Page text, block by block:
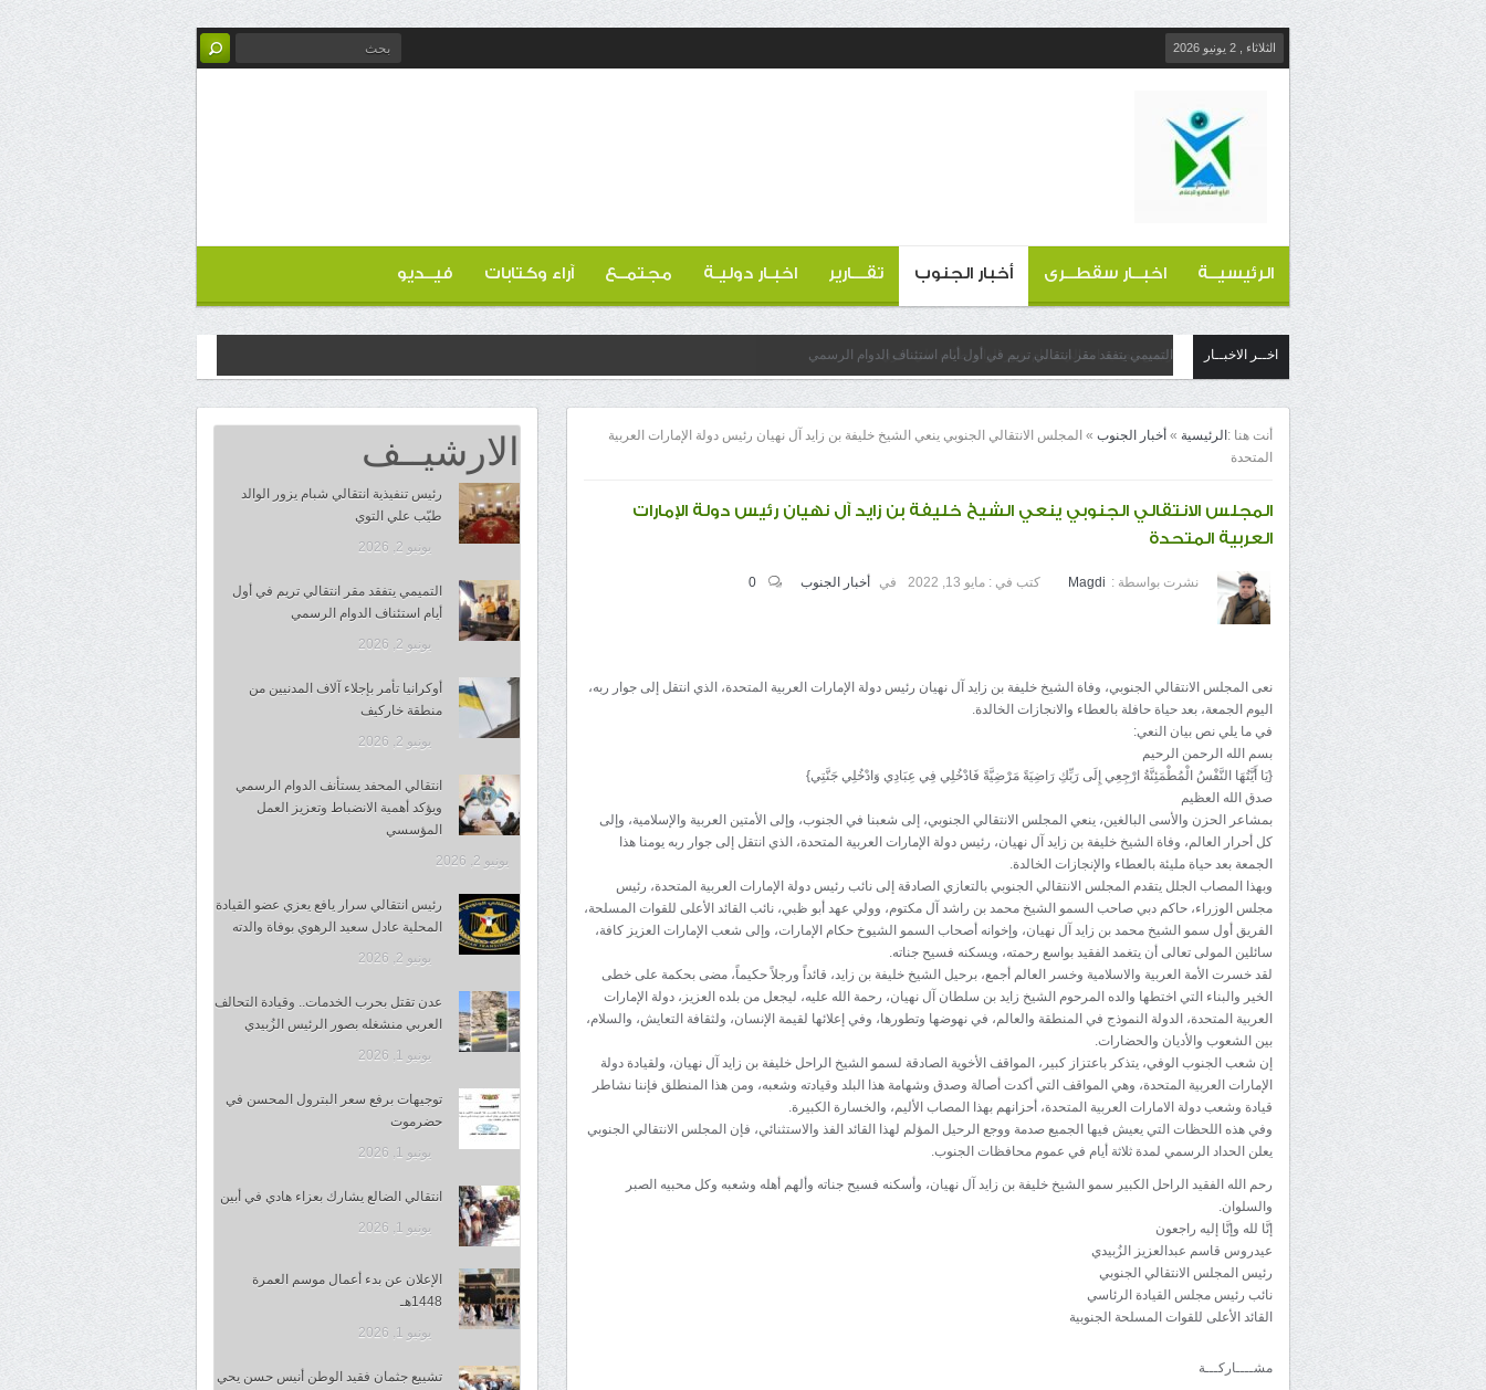
الثلاثاء , 2 يونيو 2026
الرئيسيــة اخبــار سقطــرى أخبار الجنوب تقـــارير اخبـار دوليـة مجتمــع آراء وكتابات فيــديو
اخــر الاخبــار التميمي يتفقد مقر انتقالي تريم في أول أيام استئناف الدوام الرسمي
أنت هنا : الرئيسية » أخبار الجنوب » المجلس الانتقالي الجنوبي ينعي الشيخ خليفة بن زايد آل نهيان رئيس دولة الإمارات العربية
المتحدة
المجلس الانتقالي الجنوبي ينعي الشيخ خليفة بن زايد آل نهيان رئيس دولة الإمارات
العربية المتحدة
نشرت بواسطة : Magdi كتب في : مايو 13, 2022 في أخبار الجنوب 0
نعى المجلس الانتقالي الجنوبي، وفاة الشيخ خليفة بن زايد آل نهيان رئيس دولة الإمارات العربية المتحدة، الذي انتقل إلى جوار ربه،
اليوم الجمعة، بعد حياة حافلة بالعطاء والانجازات الخالدة.
في ما يلي نص بيان النعي:
بسم الله الرحمن الرحيم
{يَا أَيَّتُهَا النَّفْسُ الْمُطْمَئِنَّةُ ارْجِعِي إِلَى رَبِّكِ رَاضِيَةً مَرْضِيَّةً فَادْخُلِي فِي عِبَادِي وَادْخُلِي جَنَّتِي}
صدق الله العظيم
بمشاعر الحزن والأسى البالغين، ينعي المجلس الانتقالي الجنوبي، إلى شعبنا في الجنوب، وإلى الأمتين العربية والإسلامية، وإلى
كل أحرار العالم، وفاة الشيخ خليفة بن زايد آل نهيان، رئيس دولة الإمارات العربية المتحدة، الذي انتقل إلى جوار ربه يومنا هذا
الجمعة بعد حياة مليئة بالعطاء والإنجازات الخالدة.
وبهذا المصاب الجلل يتقدم المجلس الانتقالي الجنوبي بالتعازي الصادقة إلى نائب رئيس دولة الإمارات العربية المتحدة، رئيس
مجلس الوزراء، حاكم دبي صاحب السمو الشيخ محمد بن راشد آل مكتوم، وولي عهد أبو ظبي، نائب القائد الأعلى للقوات المسلحة،
الفريق أول سمو الشيخ محمد بن زايد آل نهيان، وإخوانه أصحاب السمو الشيوخ حكام الإمارات، وإلى شعب الإمارات العزيز كافة،
سائلين المولى تعالى أن يتغمد الفقيد بواسع رحمته، ويسكنه فسيح جناته.
لقد خسرت الأمة العربية والاسلامية وخسر العالم أجمع، برحيل الشيخ خليفة بن زايد، قائداً ورجلاً حكيماً، مضى بحكمة على خطى
الخير والبناء التي اختطها والده المرحوم الشيخ زايد بن سلطان آل نهيان، رحمة الله عليه، ليجعل من بلده العزيز، دولة الإمارات
العربية المتحدة، الدولة النموذج في المنطقة والعالم، في نهوضها وتطورها، وفي إعلائها لقيمة الإنسان، ولثقافة التعايش، والسلام،
بين الشعوب والأديان والحضارات.
إن شعب الجنوب الوفي، يتذكر باعتزاز كبير، المواقف الأخوية الصادقة لسمو الشيخ الراحل خليفة بن زايد آل نهيان، ولقيادة دولة
الإمارات العربية المتحدة، وهي المواقف التي أكدت أصالة وصدق وشهامة هذا البلد وقيادته وشعبه، ومن هذا المنطلق فإننا نشاطر
قيادة وشعب دولة الامارات العربية المتحدة، أحزانهم بهذا المصاب الأليم، والخسارة الكبيرة.
وفي هذه اللحظات التي يعيش فيها الجميع صدمة ووجع الرحيل المؤلم لهذا القائد الفذ والاستثنائي، فإن المجلس الانتقالي الجنوبي
يعلن الحداد الرسمي لمدة ثلاثة أيام في عموم محافظات الجنوب.
رحم الله الفقيد الراحل الكبير سمو الشيخ خليفة بن زايد آل نهيان، وأسكنه فسيح جناته وألهم أهله وشعبه وكل محبيه الصبر
والسلوان.
إنَّا لله وإنَّا إليه راجعون
عيدروس قاسم عبدالعزيز الزُبيدي
رئيس المجلس الانتقالي الجنوبي
نائب رئيس مجلس القيادة الرئاسي
القائد الأعلى للقوات المسلحة الجنوبية
مشــــاركـــة
الارشيــف
رئيس تنفيذية انتقالي شبام يزور الوالد
طيّب علي التوي
يونيو 2, 2026
التميمي يتفقد مقر انتقالي تريم في أول
أيام استئناف الدوام الرسمي
يونيو 2, 2026
أوكرانيا تأمر بإجلاء آلاف المدنيين من
منطقة خاركيف
يونيو 2, 2026
انتقالي المحفد يستأنف الدوام الرسمي
ويؤكد أهمية الانضباط وتعزيز العمل
المؤسسي
يونيو 2, 2026
رئيس انتقالي سرار يافع يعزي عضو القيادة
المحلية عادل سعيد الرهوي بوفاة والدته
يونيو 2, 2026
عدن تقتل بحرب الخدمات.. وقيادة التحالف
العربي منشغله بصور الرئيس الزُبيدي
يونيو 1, 2026
توجيهات برفع سعر البترول المحسن في
حضرموت
يونيو 1, 2026
انتقالي الضالع يشارك بعزاء هادي في أبين
يونيو 1, 2026
الإعلان عن بدء أعمال موسم العمرة
1448هـ
يونيو 1, 2026
تشييع جثمان فقيد الوطن أنيس حسن يحي